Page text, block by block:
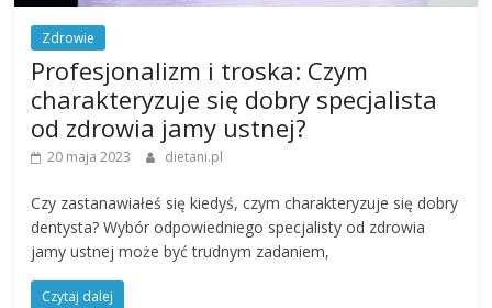
Zdrowie
Profesjonalizm i troska: Czym
charakteryzuje się dobry specjalista
od zdrowia jamy ustnej?
20 maja 2023 dietani.pl
Czy zastanawiałeś się kiedyś, czym charakteryzuje się dobry
dentysta? Wybór odpowiedniego specjalisty od zdrowia
jamy ustnej może być trudnym zadaniem,
Czytaj dalej